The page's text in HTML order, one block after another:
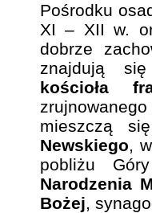
Pośrodku
XI – XII w.
dobrze
znajdują
kościoła
mieszczą
Newskiego,
pobliżu
Narodzenia
Bożej,